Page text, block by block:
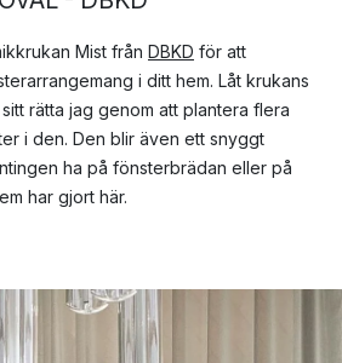
Mist från DBKD för att
i ditt hem. Låt krukans
rätta jag genom att plantera flera
i den. Den blir även ett snyggt
ha på fönsterbrädan eller på
har gjort här.